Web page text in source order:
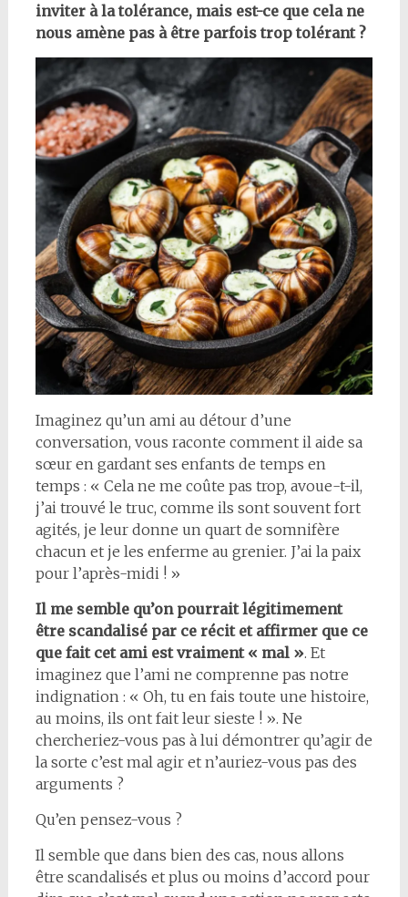
inviter à la tolérance, mais est-ce que cela ne
nous amène pas à être parfois trop tolérant ?
Imaginez qu’un ami au détour d’une
conversation, vous raconte comment il aide sa
sœur en gardant ses enfants de temps en
temps : « Cela ne me coûte pas trop, avoue-t-il,
j’ai trouvé le truc, comme ils sont souvent fort
agités, je leur donne un quart de somnifère
chacun et je les enferme au grenier. J’ai la paix
pour l’après-midi ! »
Il me semble qu’on pourrait légitimement
être scandalisé par ce récit et affirmer que ce
que fait cet ami est vraiment « mal ». Et
imaginez que l’ami ne comprenne pas notre
indignation : « Oh, tu en fais toute une histoire,
au moins, ils ont fait leur sieste ! ». Ne
chercheriez-vous pas à lui démontrer qu’agir de
la sorte c’est mal agir et n’auriez-vous pas des
arguments ?
Qu’en pensez-vous ?
Il semble que dans bien des cas, nous allons
être scandalisés et plus ou moins d’accord pour